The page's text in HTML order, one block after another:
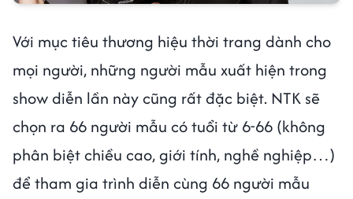
Với mục tiêu thương hiệu thời trang dành cho
mọi người, những người mẫu xuất hiện trong
show diễn lần này cũng rất đặc biệt. NTK sẽ
chọn ra 66 người mẫu có tuổi từ 6-66 (không
phân biệt chiều cao, giới tính, nghề nghiệp…)
để tham gia trình diễn cùng 66 người mẫu